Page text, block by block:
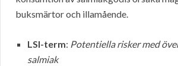
buksmärtor och illamående.
LSI-term: Potentiella risker med
salmiak